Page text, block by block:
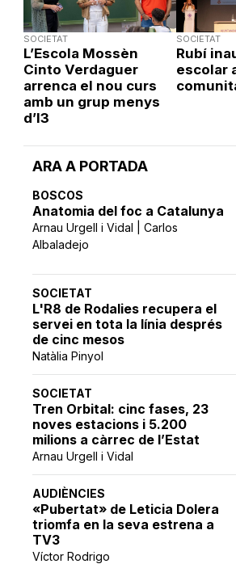
ARA A PORTADA
BOSCOS
Anatomia del foc a Catalunya
Arnau Urgell i Vidal | Carlos
Albaladejo
SOCIETAT
L'R8 de Rodalies recupera el
servei en tota la línia després
de cinc mesos
Natàlia Pinyol
SOCIETAT
Tren Orbital: cinc fases, 23
noves estacions i 5.200
milions a càrrec de l’Estat
Arnau Urgell i Vidal
AUDIÈNCIES
«Pubertat» de Leticia Dolera
triomfa en la seva estrena a
TV3
Víctor Rodrigo
SOCIETAT
L’Escola Mossèn
Cinto Verdaguer
arrenca el nou curs
amb un grup menys
d’I3
SOCIETAT
Rubí
escolar